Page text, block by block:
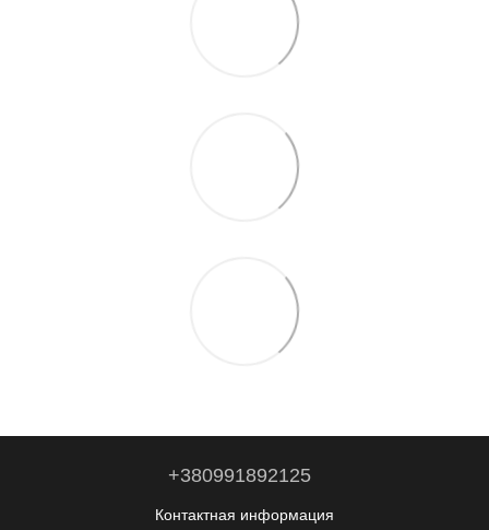
+380991892125
Контактная информация